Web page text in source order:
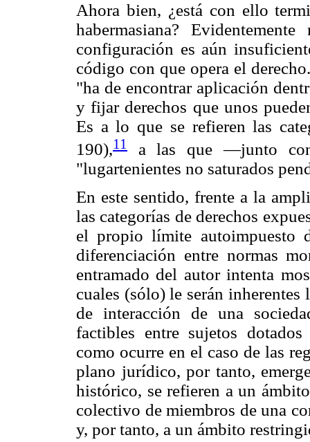
Ahora bien, ¿está con ello
habermasiana?
configuración es aún
código con que opera el
"ha de encontrar aplicación
y fijar derechos que unos
Es a lo que se refieren las
190),11
a las que —junto
"lugartenientes no saturados
En este sentido, frente a la
las categorías de derechos
el propio límite autoimpuesto
diferenciación entre normas
entramado del autor intenta
cuales (sólo) le serán
de interacción de una
factibles entre sujetos
como ocurre en el caso de las
plano jurídico, por tanto,
histórico, se refieren a un
colectivo de miembros de una
y, por tanto, a un ámbito